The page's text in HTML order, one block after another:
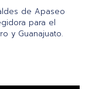
de Apaseo
para el
y Guanajuato.